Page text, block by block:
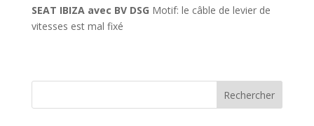
SEAT IBIZA avec BV DSG Motif: le câble de levier de
vitesses est mal fixé